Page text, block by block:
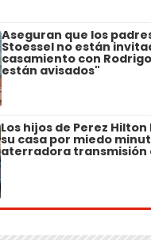
Aseguran que los
Stoessel no están
casamiento con
están avisados"
Los hijos de Perez
su casa por miedo
aterradora transmisión